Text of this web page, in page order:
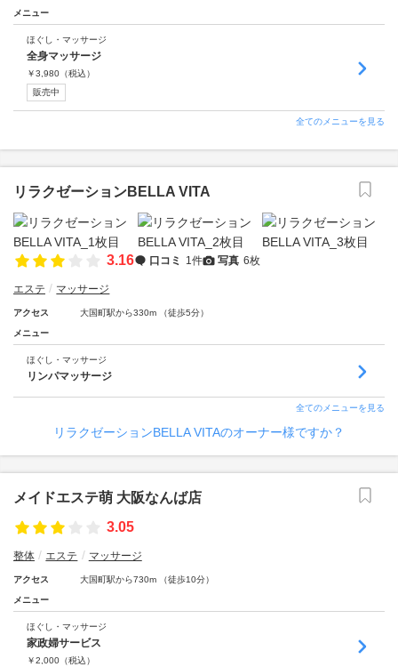
メニュー
ほぐし・マッサージ
全身マッサージ
￥3,980 （税込）
販売中
全てのメニューを見る
リラクゼーションBELLA VITA
3.16 口コミ 1件 写真 6枚
エステ マッサージ
アクセス 大国町駅から330m （徒歩5分）
メニュー
ほぐし・マッサージ
リンパマッサージ
全てのメニューを見る
リラクゼーションBELLA VITAのオーナー様ですか？
メイドエステ萌 大阪なんば店
3.05
整体 エステ マッサージ
アクセス 大国町駅から730m （徒歩10分）
メニュー
ほぐし・マッサージ
家政婦サービス
￥2,000 （税込）